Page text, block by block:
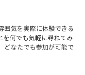
囲気を実際に体験できる
を何でも気軽に尋ねてみ
どなたでも参加が可能で